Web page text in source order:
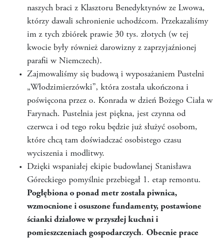
naszych braci z Klasztoru Benedyktynów ze Lwowa,
którzy dawali schronienie uchodźcom. Przekazaliśmy
im z tych zbiórek prawie 30 tys. złotych (w tej
kwocie były również darowizny z zaprzyjaźnionej
parafii w Niemczech).
Zajmowaliśmy się budową i wyposażaniem Pustelni
„Włodzimierzówki”, która została ukończona i
poświęcona przez o. Konrada w dzień Bożego Ciała w
Farynach. Pustelnia jest piękna, jest czynna od
czerwca i od tego roku będzie już służyć osobom,
które chcą tam doświadczać osobistego czasu
wyciszenia i modlitwy.
Dzięki wspaniałej ekipie budowlanej Stanisława
Góreckiego pomyślnie przebiegał 1. etap remontu.
Pogłębiona o ponad metr została piwnica,
wzmocnione i osuszone fundamenty, postawione
ścianki działowe w przyszłej kuchni i
pomieszczeniach gospodarczych. Obecnie prace